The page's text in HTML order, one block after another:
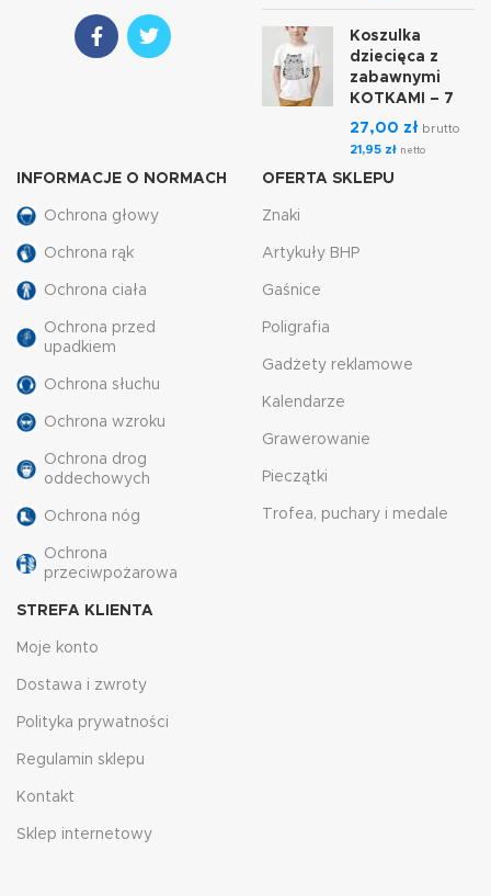
Koszulka
dziecięca z
zabawnymi
KOTKAMI – 7
27,00 zł brutto
21,95 zł netto
INFORMACJE O NORMACH
Ochrona głowy
Ochrona rąk
Ochrona ciała
Ochrona przed
upadkiem
Ochrona słuchu
Ochrona wzroku
Ochrona drog
oddechowych
Ochrona nóg
Ochrona
przeciwpożarowa
OFERTA SKLEPU
Znaki
Artykuły BHP
Gaśnice
Poligrafia
Gadżety reklamowe
Kalendarze
Grawerowanie
Pieczątki
Trofea, puchary i medale
STREFA KLIENTA
Moje konto
Dostawa i zwroty
Polityka prywatności
Regulamin sklepu
Kontakt
Sklep internetowy